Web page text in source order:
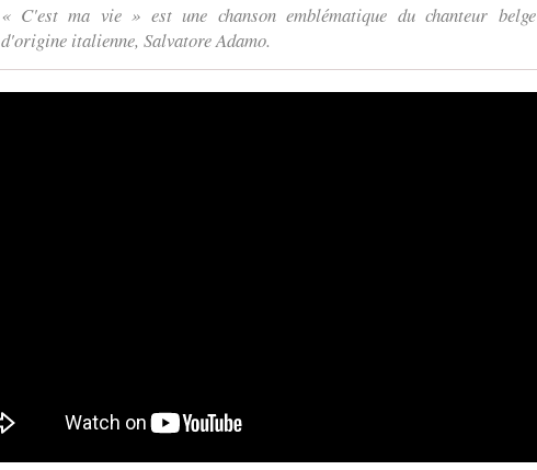
« C'est ma vie » est une chanson emblématique du chanteur belge
d'origine italienne, Salvatore Adamo.